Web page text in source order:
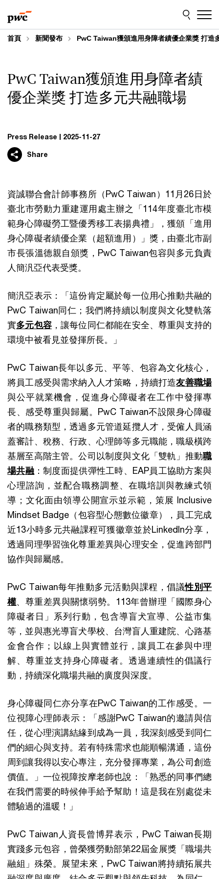
to
content
to
footer
首頁 新聞發布 PwC Taiwan獲頒進用身障者績優企業獎 打造
PwC Taiwan獲頒進用身障者績
優企業獎 打造多元共融職場
Press Release 2025-11-27
Share
資誠聯合會計師事務所（PwC Taiwan）11月26日於
臺北市勞動力重建運用處主辦之「114年度臺北市模
範身心障礙勞工暨優秀移工表揚典禮」，獲頒「進用
身心障礙者績優企業（超額進用）」獎，由臺北市副
市長張溫德親自頒獎，PwC Taiwan包容與多元負責
人簡汎亞代表受獎。
簡汎亞表示：「這份肯定屬於每一位用心推動共融的
PwC Taiwan同仁；我們將持續以制度與文化雙軌落
實多元包容，讓每位同仁都能在安全、尊重與支持的
環境中被看見並發揮所長。」
PwC Taiwan長年以多元、平等、包容為文化核心，
將員工感受與需求納入人才策略，持續打造友善職場
與公平就業機會，促進身心障礙者在工作中發揮專
長、感受尊重與歸屬。PwC Taiwan不設限身心障礙
者的職務類型，透過多元管道延攬人才，受僱人員涵
蓋審計、稅務、行政、心理師等多元職能，職級橫跨
基層至高階主管。公司以制度與文化「雙軌」推動職
場共融：制度面提供彈性工時、EAP員工協助方案與
心理諮詢，並配合職務調整、在職培訓與教練式領
導；文化面由領導公開宣示並示範，策展 Inclusive
Mindset Badge（包容型心態數位徽章），員工完成
近13小時多元共融課程可獲徽章並於LinkedIn分享，
透過同理學習強化尊重差異與心理安全，促進跨部門
協作與歸屬感。
PwC Taiwan每年推動多元活動與課程，倡議性別平
權、尊重差異與關懷弱勢。113年曾辦理「國際身心
障礙者日」系列行動，包含導盲犬宣導、公益市集
等，並與惠光導盲犬學校、台灣盲人重建院、心路基
金會合作；以線上與實體並行，讓員工在參與中理
解、尊重並支持身心障礙者。透過連續性的倡議行
動，持續深化職場共融的廣度與深度。
身心障礙同仁亦分享在PwC Taiwan的工作感受。一
位視障心理師表示：「感謝PwC Taiwan的邀請與信
任，從心理演講結緣到成為一員，我深刻感受到同仁
們的細心與支持。若有特殊需求也能順暢溝通，這份
周到讓我得以安心專注，充分發揮專業，為公司創造
價值。」一位視障按摩老師也說：「熟悉的同事們總
在我們需要的時候伸手給予幫助！這是我在別處從未
體驗過的溫暖！」
PwC Taiwan人資長曾博昇表示，PwC Taiwan長期
實踐多元包容，曾榮獲勞動部第22屆金展獎「職場共
融組」殊榮。展望未來，PwC Taiwan將持續拓展共